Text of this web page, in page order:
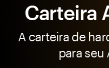
Carteira
A carteira de
para